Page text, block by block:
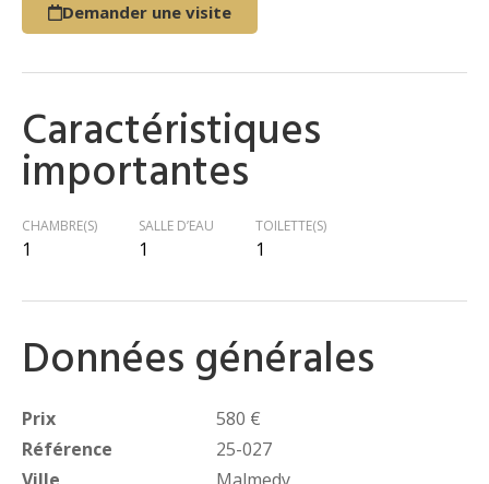
Demander une visite
Caractéristiques
importantes
CHAMBRE(S)
1
SALLE D’EAU
1
TOILETTE(S)
1
Données générales
Prix
580 €
Référence
25-027